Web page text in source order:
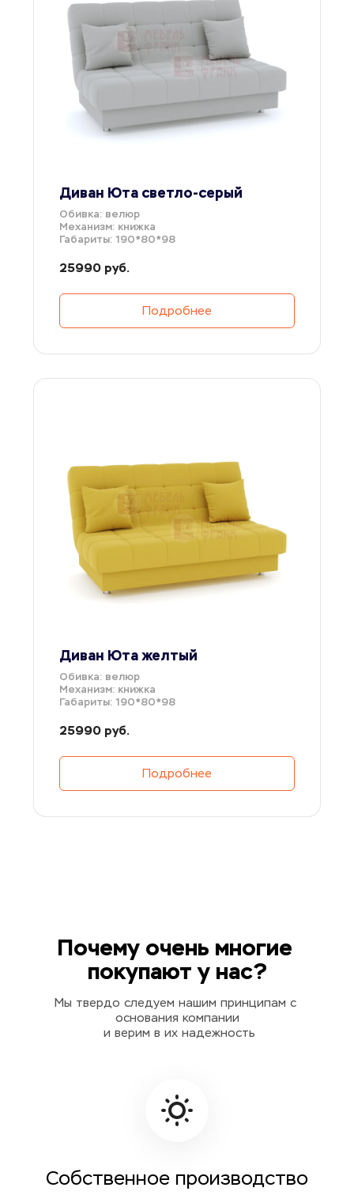
Диван Юта светло-серый
Обивка: велюр
Механизм: книжка
Габариты: 190*80*98
25990 руб.
Подробнее
Диван Юта желтый
Обивка: велюр
Механизм: книжка
Габариты: 190*80*98
25990 руб.
Подробнее
Почему очень многие
покупают у нас?
Мы твердо следуем нашим принципам с
основания компании
и верим в их надежность
Собственное производство